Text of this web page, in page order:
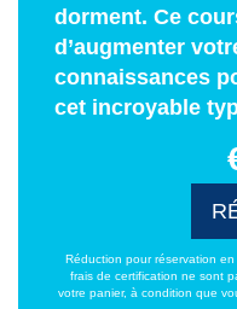
dorment. Ce
d’augmenter
connaissances
cet incroyable
Réduction pour réservation
frais de certification ne sont
votre panier, à condition que